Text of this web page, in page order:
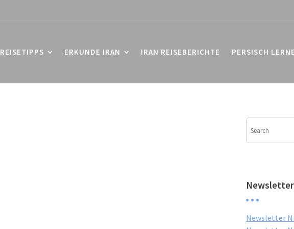
REISETIPPS ERKUNDE IRAN IRAN REISEBERICHTE PERSISCH
Newsletter